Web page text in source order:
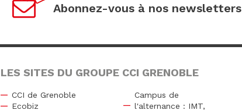
Abonnez-vous à nos newsletters
LES SITES DU GROUPE CCI GRENOBLE
CCI de Grenoble
Ecobiz
Campus de
l'alternance : IMT,